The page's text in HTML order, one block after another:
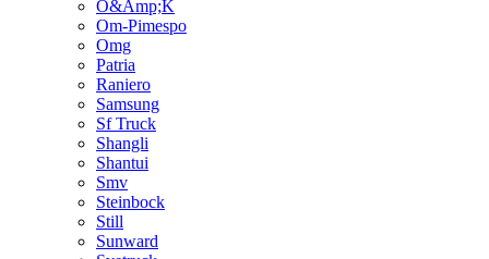
O&Amp;K
Om-Pimespo
Omg
Patria
Raniero
Samsung
Sf Truck
Shangli
Shantui
Smv
Steinbock
Still
Sunward